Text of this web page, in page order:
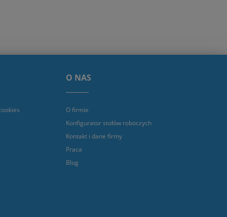
O NAS
O firmie
Konfigurator stołów roboczych
Kontakt i dane firmy
Praca
Blog